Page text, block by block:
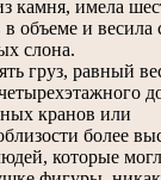
камня, имела
объеме и весила
слона.
груз, равный
кранов или
более
которые